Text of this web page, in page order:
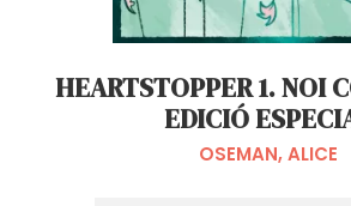
HEARTSTOPPER 1. NOI
EDICIÓ
OSEMAN, ALICE